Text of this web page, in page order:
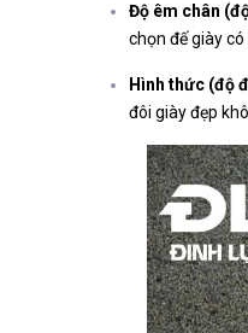
Độ êm chân
chọn đế giày
Hình thức (độ
đôi giày đẹp